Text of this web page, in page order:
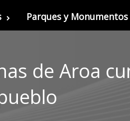
Parques y Monumentos
de Aroa